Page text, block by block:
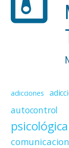
adicciones
autocontrol
psicológica
comunicacion